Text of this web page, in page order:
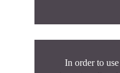
In order to